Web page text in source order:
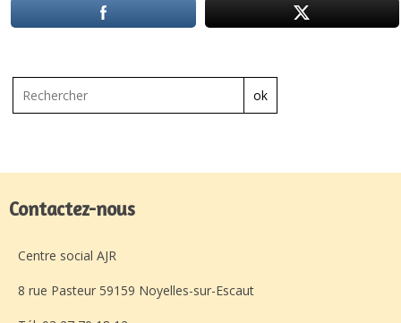
ok
Contactez-nous
Centre social AJR
8 rue Pasteur 59159 Noyelles-sur-Escaut